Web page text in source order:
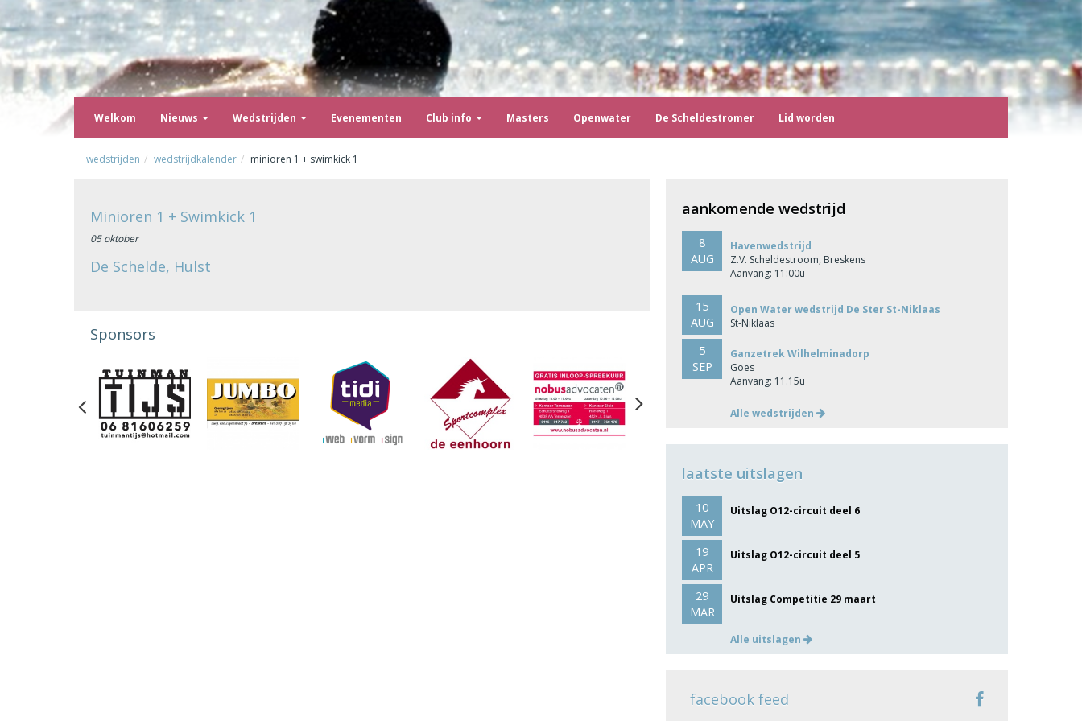
Welkom Nieuws Wedstrijden Evenementen Club info Masters Openwater De Scheldestromer Lid worden
wedstrijden wedstrijdkalender minioren 1 + swimkick 1
Minioren 1 + Swimkick 1
05 oktober
De Schelde, Hulst
Sponsors
Previous
aankomende wedstrijd
8
AUG
Havenwedstrijd
Z.V. Scheldestroom, Breskens
Aanvang: 11:00u
15
AUG
Open Water wedstrijd De Ster St-Niklaas
St-Niklaas
5
SEP
Ganzetrek Wilhelminadorp
Goes
Aanvang: 11.15u
Alle wedstrijden
laatste uitslagen
10
MAY
Uitslag O12-circuit deel 6
19
APR
Uitslag O12-circuit deel 5
29
MAR
Uitslag Competitie 29 maart
Alle uitslagen
facebook feed